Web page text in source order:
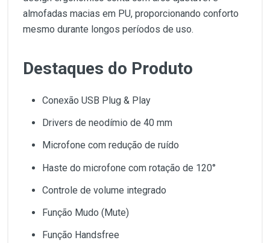
almofadas macias em PU, proporcionando conforto
mesmo durante longos períodos de uso.
Destaques do Produto
Conexão USB Plug & Play
Drivers de neodímio de 40 mm
Microfone com redução de ruído
Haste do microfone com rotação de 120°
Controle de volume integrado
Função Mudo (Mute)
Função Handsfree